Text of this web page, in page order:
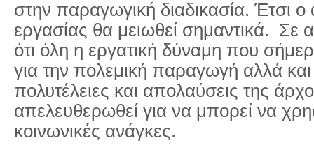
στην παραγωγική διαδικασία. Έτσι
εργασίας θα μειωθεί σημαντικά. Σε
ότι όλη η εργατική δύναμη που
για την πολεμική παραγωγή αλλά και
πολυτέλειες και απολαύσεις της
απελευθερωθεί για να μπορεί να
κοινωνικές ανάγκες.